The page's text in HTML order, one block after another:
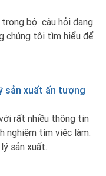
bộ câu hỏi đang
chúng tôi tìm hiểu để
sản xuất ấn tượng
rất nhiều thông tin
nghiệm tìm việc làm.
sản xuất.